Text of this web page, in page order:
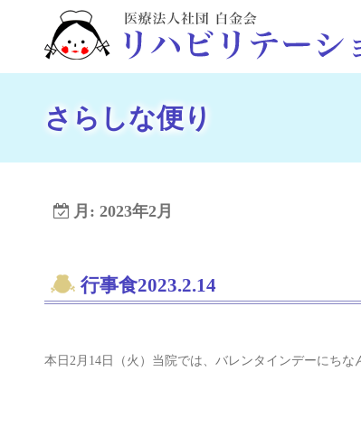
さらしな便り
月: 2023年2月
行事食2023.2.14
本日2月14日（火）当院では、バレンタインデーにち